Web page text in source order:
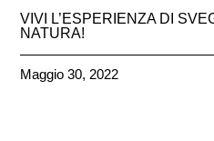
VIVI L’ESPERIENZA DI
NATURA!
Maggio 30, 2022